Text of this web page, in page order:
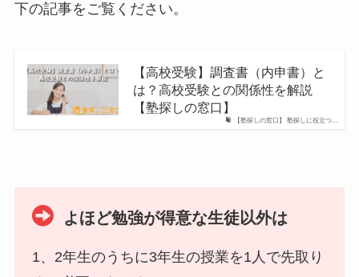
下の記事をご覧ください。
【塾探しの窓口】 塾探しに役立つ…
【高校受験】調査書（内申書）と
は？高校受験との関係性を解説
【塾探しの窓口】
よほど勉強が得意な生徒以外は
1、2年生のうちに3年生の授業を1人で先取り